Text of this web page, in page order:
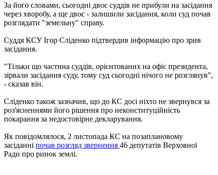
За його словами, сьогодні двоє суддів не прибули на засідання
через хворобу, а ще двоє - залишили засідання, коли суд почав
розглядати "земельну" справу.
Суддя КСУ Ігор Сліденко підтвердив інформацію про зрив
засідання.
"Тільки що частина суддів, орієнтованих на офіс президента,
зірвали засідання суду, тому суд сьогодні нічого не розглянув",
- сказав він.
Сліденко також зазначив, що до КС досі ніхто не звернувся за
роз'ясненнями його рішення про неконституційність
покарання за недостовірне декларування.
Як повідомлялося, 2 листопада КС на позаплановому
засіданні почав розгляд звернення 46 депутатів Верховної
Ради про ринок землі.